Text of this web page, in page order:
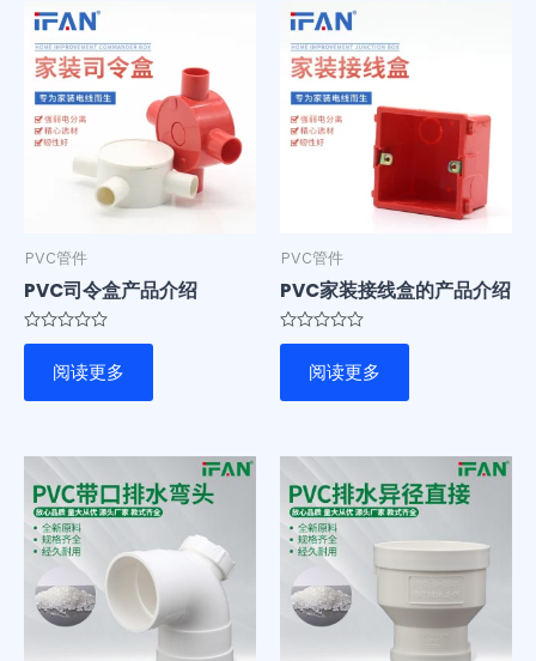
PVC管件
PVC司令盒产品介绍
评
5
阅读更多
PVC管件
PVC家装接线盒的产品介绍
评
5
阅读更多